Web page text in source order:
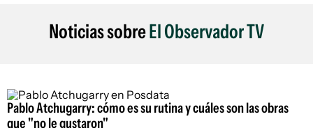
Noticias sobreEl Observador TV
Pablo Atchugarry: cómo es su rutina y cuáles son las obras
que "no le gustaron"